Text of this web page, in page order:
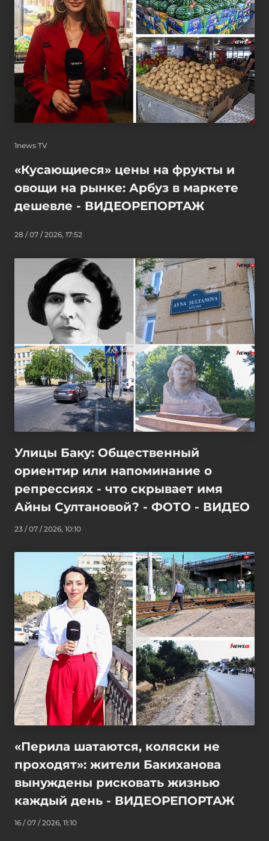
1news TV
«Кусающиеся» цены на фрукты и
овощи на рынке: Арбуз в маркете
дешевле - ВИДЕОРЕПОРТАЖ
28 / 07 / 2026, 17:52
Улицы Баку: Общественный
ориентир или напоминание о
репрессиях - что скрывает имя
Айны Султановой? - ФОТО - ВИДЕО
23 / 07 / 2026, 10:10
«Перила шатаются, коляски не
проходят»: жители Бакиханова
вынуждены рисковать жизнью
каждый день - ВИДЕОРЕПОРТАЖ
16 / 07 / 2026, 11:10